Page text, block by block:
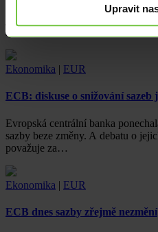
Upravit
Koruna nadále průběžně
sbírá zisk…
Ekonomika | EUR
ECB: diskuse o snižování sazeb
Evropská centrální banka
sazby beze změny. A debatu o
považuje za…
Ekonomika | EUR
ECB dnes sazby zřejmě nezmění